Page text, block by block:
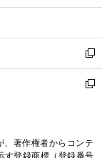
開
ウ
開
く
ン
ウ
で
開
く
ウ
ン
ド
ウ
で
し
ウ
ィ
ン
ド
く
新
し
い
ド
新
ィ
、著作権者からコンテ
す登録商標（登録番号